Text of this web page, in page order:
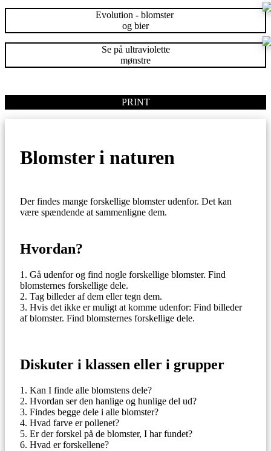
Evolution - blomster
og bier
Se på ultraviolette
mønstre
PRINT
Blomster i naturen
Der findes mange forskellige blomster udenfor. Det kan
være spændende at sammenligne dem.
Hvordan?
Gå udenfor og find nogle forskellige blomster. Find
blomsternes forskellige dele.
Tag billeder af dem eller tegn dem.
Hvis det ikke er muligt at komme udenfor: Find billeder
af blomster. Find blomsternes forskellige dele.
Diskuter i klassen eller i grupper
Kan I finde alle blomstens dele?
Hvordan ser den hanlige og hunlige del ud?
Findes begge dele i alle blomster?
Hvad farve er pollenet?
Er der forskel på de blomster, I har fundet?
Hvad er forskellene?